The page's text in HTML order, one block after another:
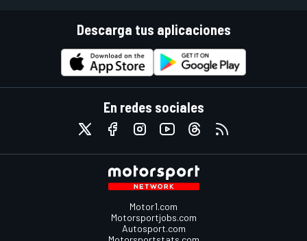
Descarga tus aplicaciones
En redes sociales
Motor1.com
Motorsportjobs.com
Autosport.com